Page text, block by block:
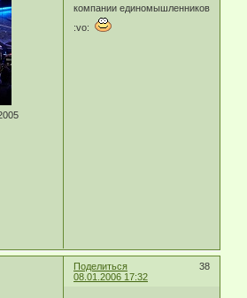
компании единомышленников
:vo:
Поделиться
38
08.01.2006 17:32